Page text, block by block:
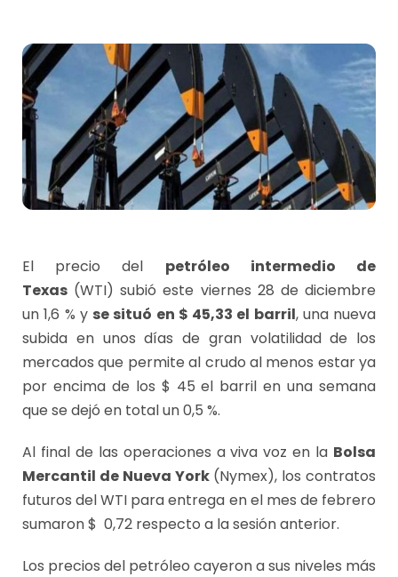
El precio del petróleo intermedio de
Texas (WTI) subió este viernes 28 de diciembre
un 1,6 % y se situó en $ 45,33 el barril, una nueva
subida en unos días de gran volatilidad de los
mercados que permite al crudo al menos estar ya
por encima de los $ 45 el barril en una semana
que se dejó en total un 0,5 %.
Al final de las operaciones a viva voz en la Bolsa
Mercantil de Nueva York(Nymex), los contratos
futuros del WTI para entrega en el mes de febrero
sumaron $ 0,72 respecto a la sesión anterior.
Los precios del petróleo cayeron a sus niveles más